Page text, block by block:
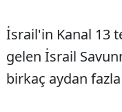
İsrail'in Kanal 13
gelen İsrail
birkaç aydan